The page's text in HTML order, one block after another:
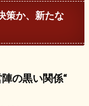
策か、新たな
の黒い関係“